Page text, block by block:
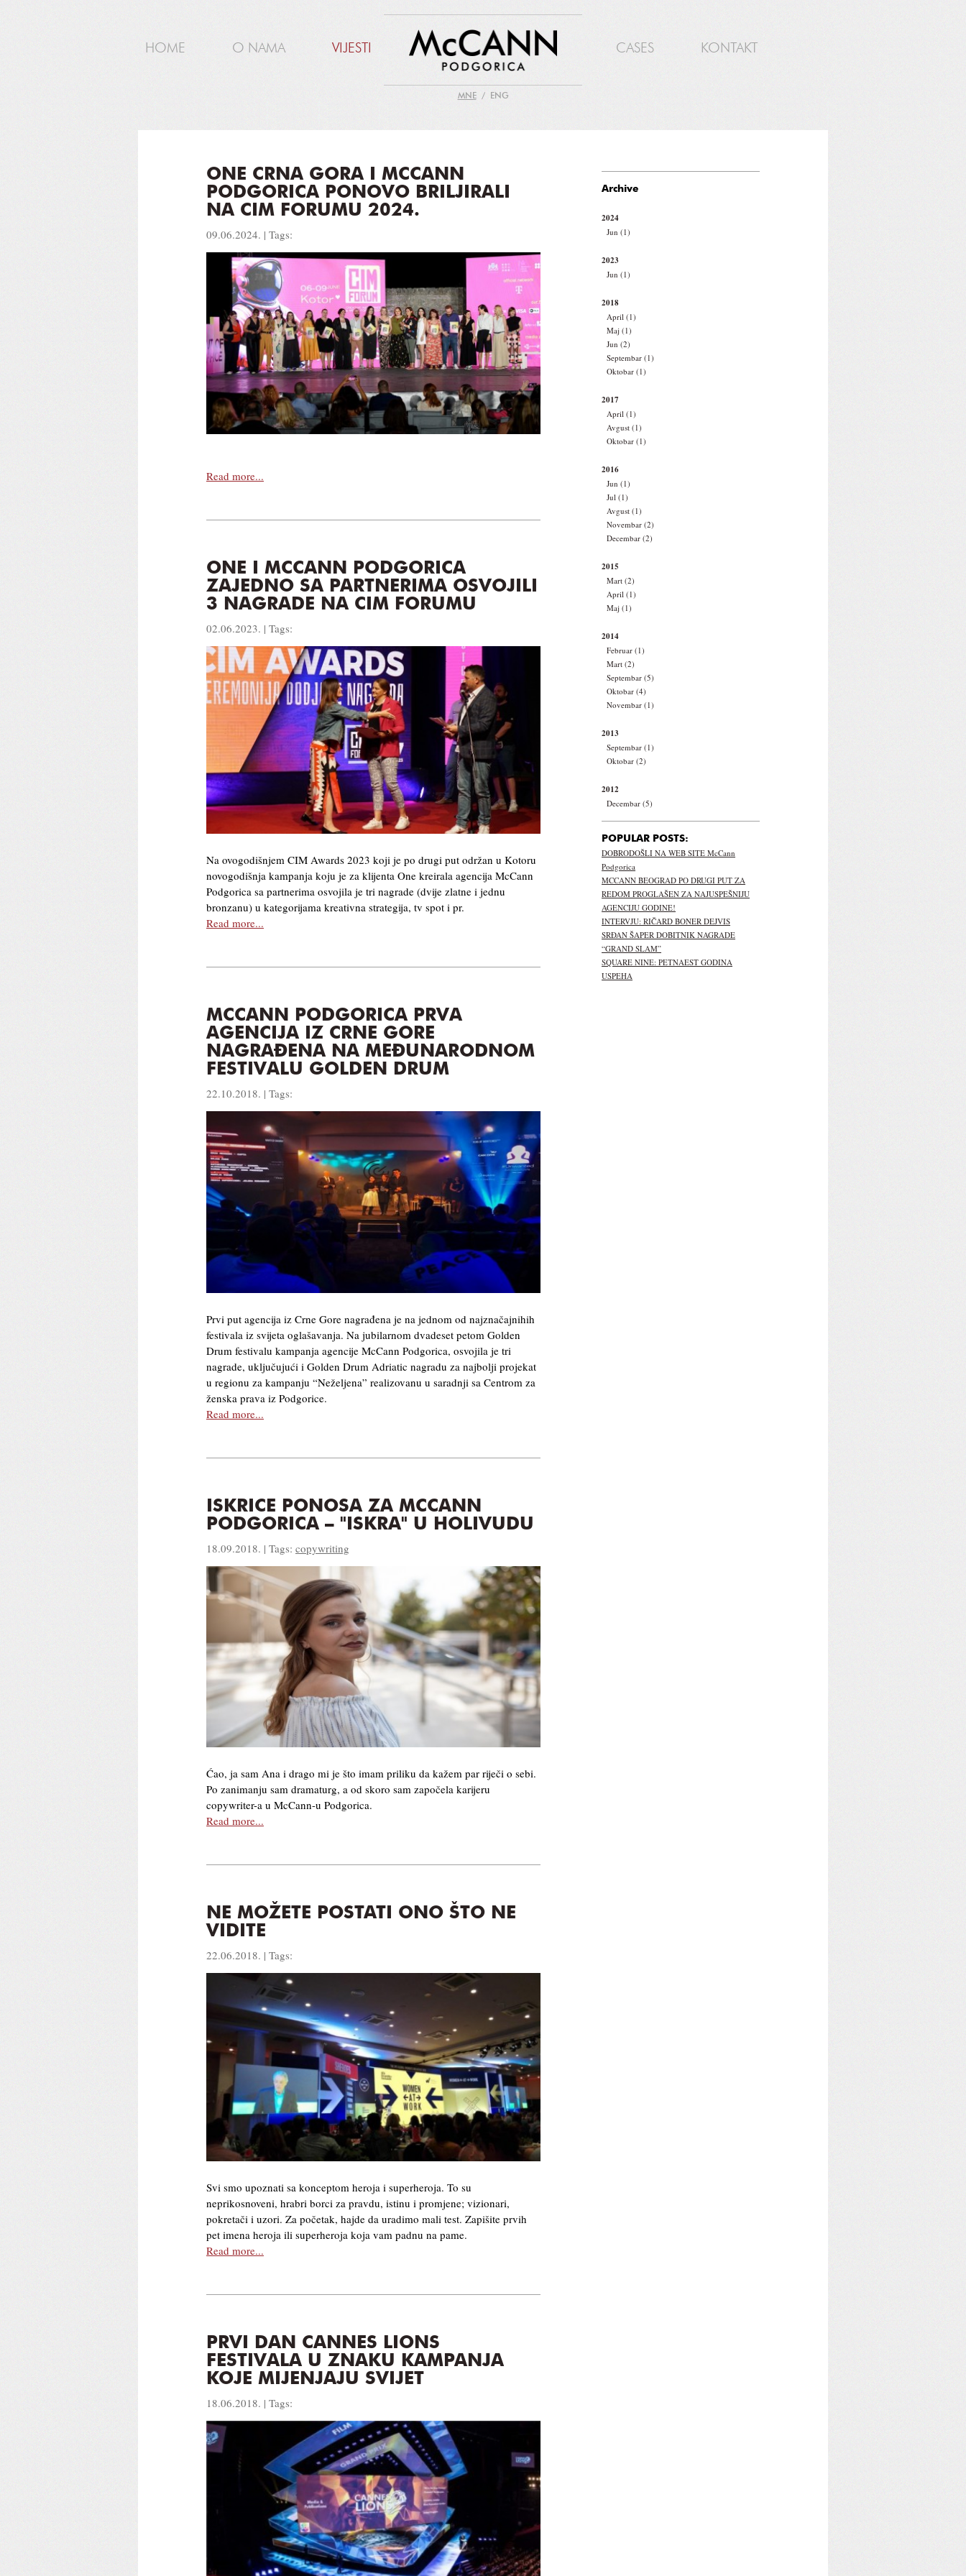
HOME O NAMA VIJESTI
MNE ENG
CASES KONTAKT
ONE CRNA GORA I MCCANN
PODGORICA PONOVO BRILJIRALI
NA CIM FORUMU 2024.
09.06.2024. | Tags:
Read more...
ONE I MCCANN PODGORICA
ZAJEDNO SA PARTNERIMA OSVOJILI
3 NAGRADE NA CIM FORUMU
02.06.2023. | Tags:
Na ovogodišnjem CIM Awards 2023 koji je po drugi put održan u Kotoru
novogodišnja kampanja koju je za klijenta One kreirala agencija McCann
Podgorica sa partnerima osvojila je tri nagrade (dvije zlatne i jednu
bronzanu) u kategorijama kreativna strategija, tv spot i pr.
Read more...
MCCANN PODGORICA PRVA
AGENCIJA IZ CRNE GORE
NAGRAĐENA NA MEĐUNARODNOM
FESTIVALU GOLDEN DRUM
22.10.2018. | Tags:
Prvi put agencija iz Crne Gore nagrađena je na jednom od najznačajnihih
festivala iz svijeta oglašavanja. Na jubilarnom dvadeset petom Golden
Drum festivalu kampanja agencije McCann Podgorica, osvojila je tri
nagrade, uključujući i Golden Drum Adriatic nagradu za najbolji projekat
u regionu za kampanju “Neželjena” realizovanu u saradnji sa Centrom za
ženska prava iz Podgorice.
Read more...
ISKRICE PONOSA ZA MCCANN
PODGORICA – "ISKRA" U HOLIVUDU
18.09.2018. | Tags: copywriting
Ćao, ja sam Ana i drago mi je što imam priliku da kažem par riječi o sebi.
Po zanimanju sam dramaturg, a od skoro sam započela karijeru
copywriter-a u McCann-u Podgorica.
Read more...
NE MOŽETE POSTATI ONO ŠTO NE
VIDITE
22.06.2018. | Tags:
Svi smo upoznati sa konceptom heroja i superheroja. To su
neprikosnoveni, hrabri borci za pravdu, istinu i promjene; vizionari,
pokretači i uzori. Za početak, hajde da uradimo mali test. Zapišite prvih
pet imena heroja ili superheroja koja vam padnu na pame.
Read more...
PRVI DAN CANNES LIONS
FESTIVALA U ZNAKU KAMPANJA
KOJE MIJENJAJU SVIJET
18.06.2018. | Tags:
Archive
2024
Jun (1)
2023
Jun (1)
2018
April (1)
Maj (1)
Jun (2)
Septembar (1)
Oktobar (1)
2017
April (1)
Avgust (1)
Oktobar (1)
2016
Jun (1)
Jul (1)
Avgust (1)
Novembar (2)
Decembar (2)
2015
Mart (2)
April (1)
Maj (1)
2014
Februar (1)
Mart (2)
Septembar (5)
Oktobar (4)
Novembar (1)
2013
Septembar (1)
Oktobar (2)
2012
Decembar (5)
POPULAR POSTS:
DOBRODOŠLI NA WEB SITE McCann
Podgorica
MCCANN BEOGRAD PO DRUGI PUT ZA
REDOM PROGLAŠEN ZA NAJUSPEŠNIJU
AGENCIJU GODINE!
INTERVJU: RIČARD BONER DEJVIS
SRĐAN ŠAPER DOBITNIK NAGRADE
“GRAND SLAM”
SQUARE NINE: PETNAEST GODINA
USPEHA